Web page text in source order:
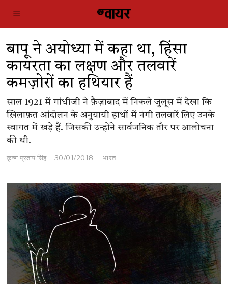
बापू ने अयोध्या में कहा था, हिंसा
कायरता का लक्षण और तलवारें
कमज़ोरों का हथियार हैं
साल 1921 में गांधीजी ने फ़ैज़ाबाद में निकले जुलूस में देखा कि
ख़िलाफ़त आंदोलन के अनुयायी हाथों में नंगी तलवारें लिए उनके
स्वागत में खड़े हैं. जिसकी उन्होंने सार्वजनिक तौर पर आलोचना
की थी.
कृष्ण प्रताप सिंह 30/01/2018 भारत